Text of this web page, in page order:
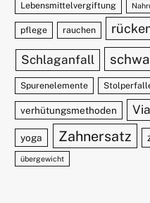
Lebensmittelvergiftung
pflege rauchen
Schlaganfall
Spurenelemente
verhütungsmethoden
yoga Zahnersatz
übergewicht